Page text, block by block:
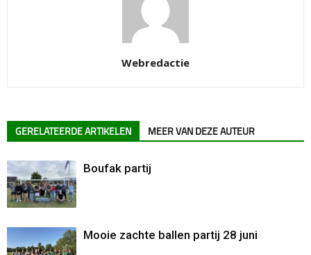
Webredactie
GERELATEERDE ARTIKELEN MEER VAN DEZE AUTEUR
Boufak partij
Mooie zachte ballen partij 28 juni